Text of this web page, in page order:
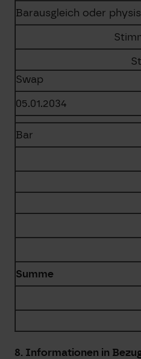
Barausgleich oder
Swap
05.01.2034
Bar
Summe
8. Informationen in